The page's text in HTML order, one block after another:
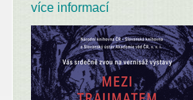
více informací